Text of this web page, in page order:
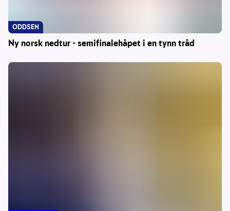
Ny norsk nedtur - semifinalehåpet i en tynn tråd
ODDSEN